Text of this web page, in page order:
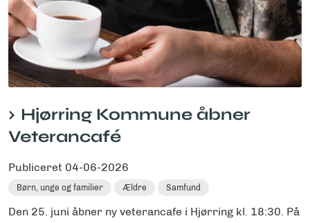
Hjørring Kommune åbner
Veterancafé
Publiceret 04-06-2026
Børn, unge og familier Ældre Samfund
Den 25. juni åbner ny veterancafe i Hjørring kl. 18:30. På